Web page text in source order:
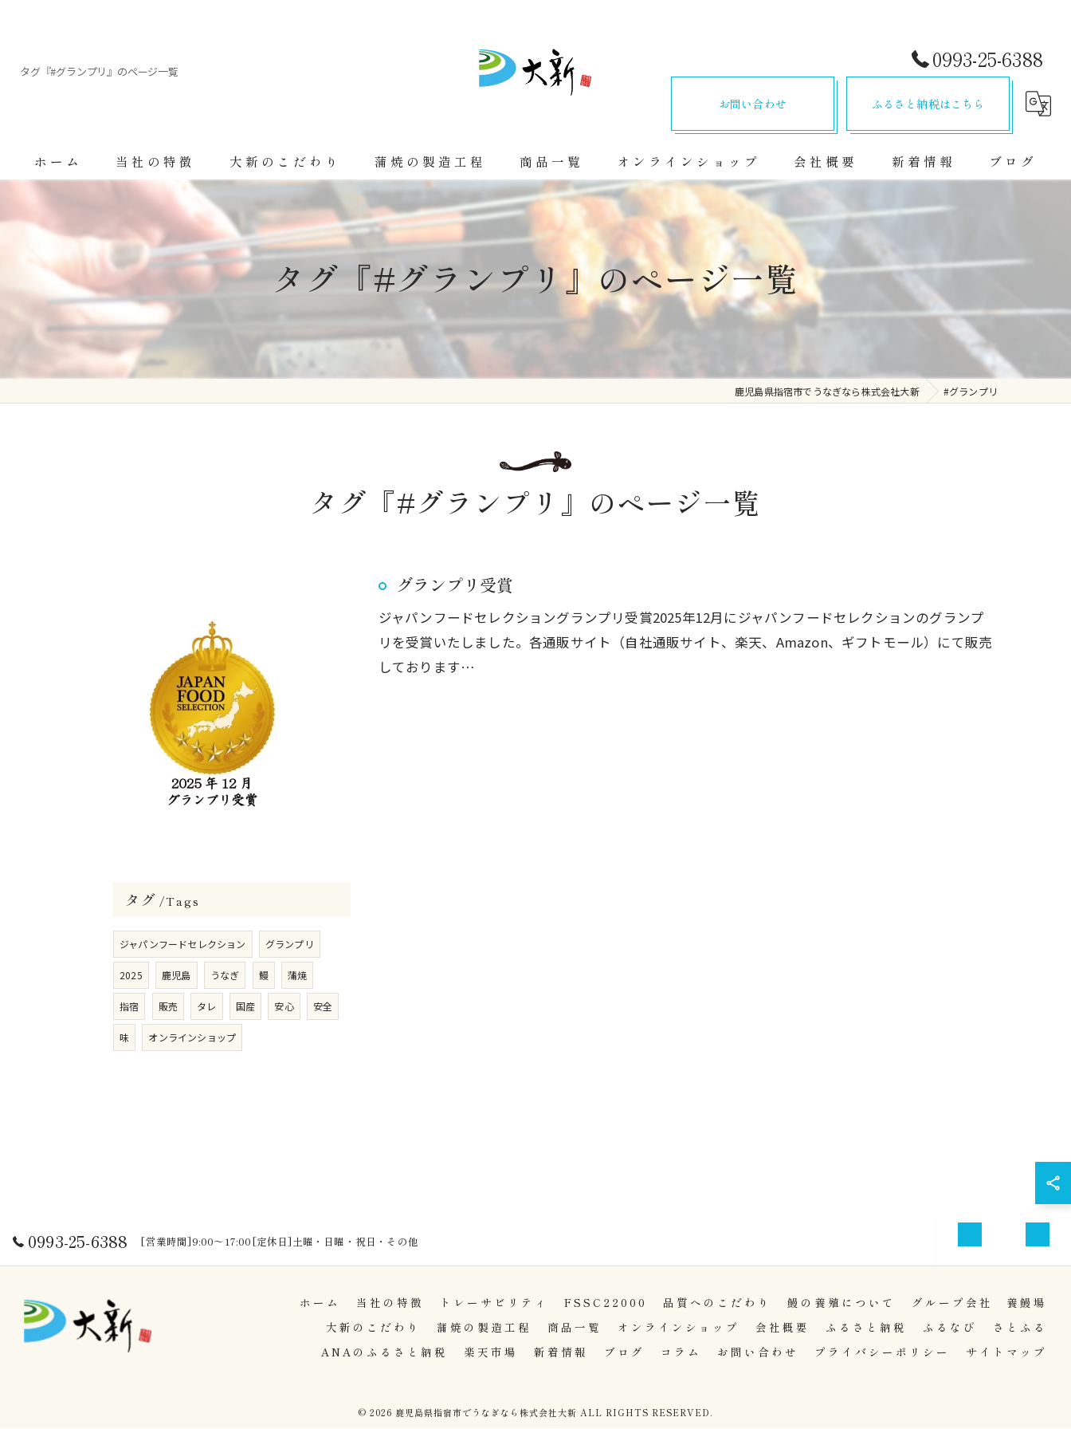
タグ『#グランプリ』のページ一覧 0993-25-6388
お問い合わせ ふるさと納税はこちら
ホーム 当社の特徴
トレーサビリティ
FSSC22000
鰻の養殖について
グループ会社 養鰻場
大新のこだわり 蒲焼の製造工程 商品一覧 オンラインショップ 会社概要 新着情報 ブログ
タグ『#グランプリ』のページ一覧
鹿児島県指宿市でうなぎなら株式会社大新 #グランプリ
タグ『#グランプリ』のページ一覧
グランプリ受賞
ジャパンフードセレクショングランプリ受賞2025年12月にジャパンフードセレクションのグランプ
リを受賞いたしました。各通販サイト（自社通販サイト、楽天、Amazon、ギフトモール）にて販売
しております…
タグ Tags
ジャパンフードセレクション グランプリ
2025 鹿児島 うなぎ 鰻 蒲焼
指宿 販売 タレ 国産 安心 安全
味 オンラインショップ
0993-25-6388
[営業時間]9:00～17:00[定休日]土曜・日曜・祝日・その他
ホーム 当社の特徴 トレーサビリティ FSSC22000 品質へのこだわり 鰻の養殖について
グループ会社 養鰻場
大新のこだわり
蒲焼の製造工程 商品一覧 オンラインショップ 会社概要 ふるさと納税 ふるなび
さとふる
ANAのふるさと納税
楽天市場 新着情報 ブログ コラム お問い合わせ プライバシーポリシー サイトマップ
© 2026 鹿児島県指宿市でうなぎなら株式会社大新 ALL RIGHTS RESERVED.